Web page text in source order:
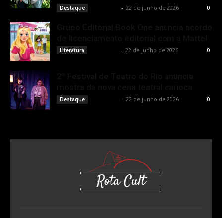
Destaque - 22 de junho de 2026 0
Literatura - 22 de junho de 2026 0
Destaque - 22 de junho de 2026 0